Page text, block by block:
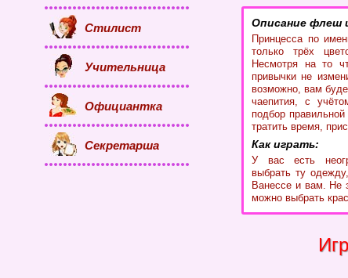
Описание флеш
Принцесса по
только трёх
Несмотря на то
привычки не
возможно, вам
чаепития, с
подбор
тратить время,
Как играть:
У вас есть
выбрать ту
Ванессе и вам. Не
можно выбрать
Стилист
Учительница
Официантка
Секретарша